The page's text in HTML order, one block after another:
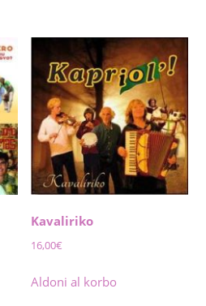
Kavaliriko
16,00€
Aldoni al korbo